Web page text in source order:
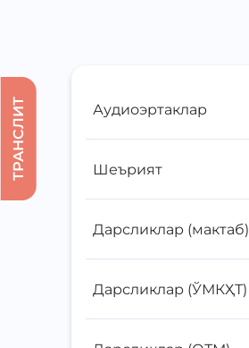
Аудиоэртаклар
Шеърият
Дарсликлар (мактаб)
Дарсликлар (ЎМКҲТ)
ТРАНСЛИТ